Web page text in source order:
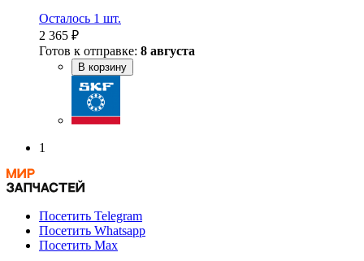
Осталось 1 шт.
2 365 ₽
Готов к отправке: 8 августа
В корзину
1
Посетить Telegram
Посетить Whatsapp
Посетить Max